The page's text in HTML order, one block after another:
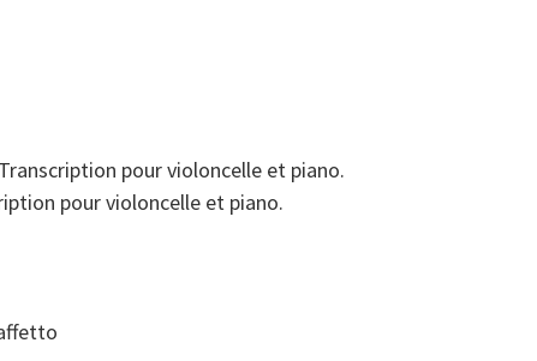
pour violoncelle et piano.
pour violoncelle et piano.